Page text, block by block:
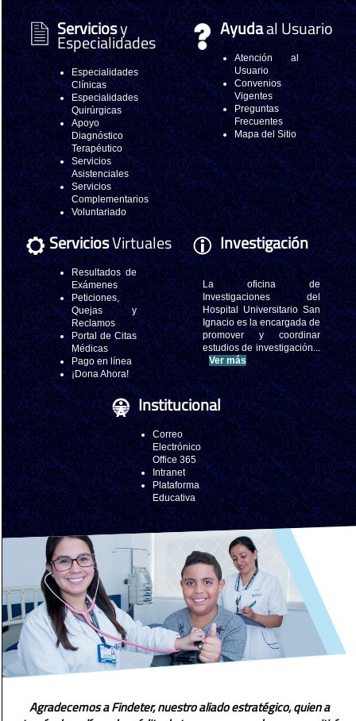
Serviciosy
Especialidades
Especialidades
Clínicas
Especialidades
Quirúrgicas
Apoyo
Diagnóstico
Terapéutico
Servicios
Asistenciales
Servicios
Complementarios
Voluntariado
Ayudaal Usuario
Atención al
Usuario
Convenios
Vigentes
Preguntas
Frecuentes
Mapa del Sitio
ServiciosVirtuales
Resultados de
Exámenes
Peticiones,
Quejas y
Reclamos
Portal de Citas
Médicas
Pago en línea
¡Dona Ahora!
Investigación
La oficina de
Investigaciones del
Hospital Universitario San
Ignacio es la encargada de
promover y coordinar
estudios de investigación...
Ver más
Institucional
Correo
Electrónico
Office 365
Intranet
Plataforma
Educativa
Agradecemos a Findeter, nuestro aliado estratégico, quien a